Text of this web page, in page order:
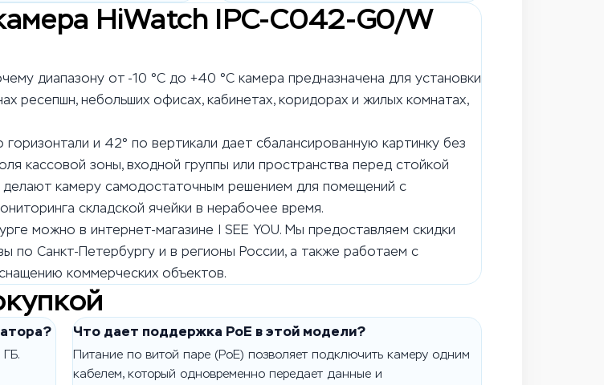
HiWatch IPC-C042-G0/W
диапазону от -10 °C до +40 °C камера предназначена для установки
ресепшн, небольших офисах, кабинетах, коридорах и жилых комнатах,
и 42° по вертикали дает сбалансированную картинку без
кассовой зоны, входной группы или пространства перед стойкой
делают камеру самодостаточным решением для помещений с
складской ячейки в нерабочее время.
можно в интернет-магазине I SEE YOU. Мы предоставляем скидки
по Санкт-Петербургу и в регионы России, а также работаем с
коммерческих объектов.
Что дает поддержка PoE в этой модели?
Питание по витой паре (PoE) позволяет подключить камеру одним
кабелем, который одновременно передает данные и